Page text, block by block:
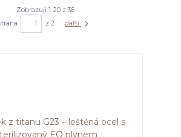
Zobrazuji 1-20 z 36
z 2 další